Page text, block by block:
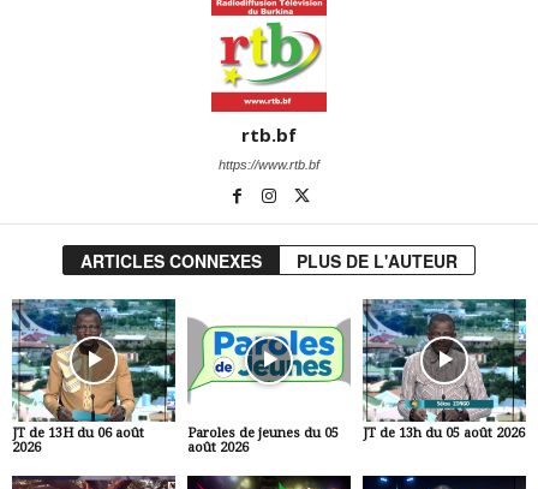
rtb.bf
https://www.rtb.bf
ARTICLES CONNEXES PLUS DE L'AUTEUR
JT de 13H du 06 août
2026
Paroles de jeunes du 05
août 2026
JT de 13h du 05 août 2026